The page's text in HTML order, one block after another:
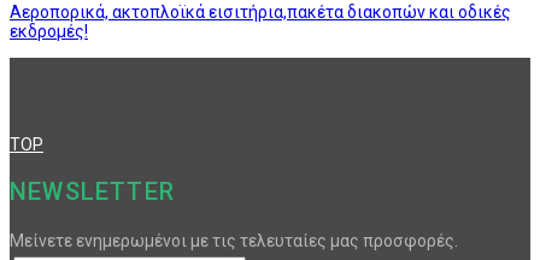
Αεροπορικά, ακτοπλοϊκά εισιτήρια,πακέτα διακοπών και οδικές
εκδρομές!
TOP
NEWSLETTER
Μείνετε ενημερωμένοι με τις τελευταίες μας προσφορές.